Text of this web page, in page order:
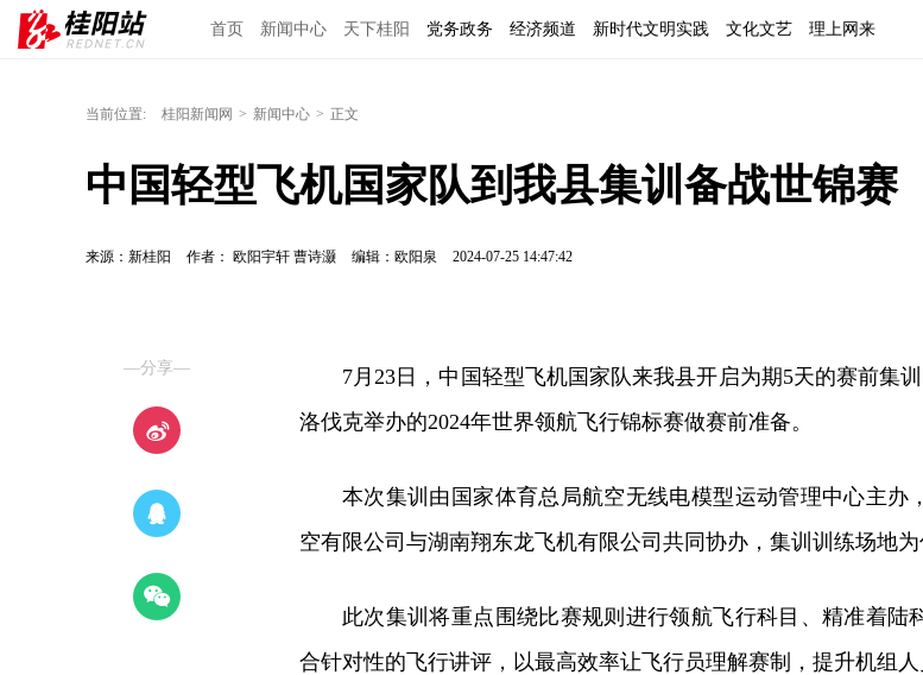
首页 新闻中心 天下桂阳 党务政务 经济频道 新时代文明实践 文化文艺 理上网来
当前位置: 桂阳新闻网 > 新闻中心 > 正文
中国轻型飞机国家队到我县集训备战世锦赛
来源：新桂阳 作者： 欧阳宇轩 曹诗灏 编辑：欧阳泉 2024-07-25 14:47:42
—分享—
7月23日，中国轻型飞机国家队来我县开启为期5天的赛前集
洛伐克举办的2024年世界领航飞行锦标赛做赛前准备。
本次集训由国家体育总局航空无线电模型运动管理中心主办
空有限公司与湖南翔东龙飞机有限公司共同协办，集训训练场地为
此次集训将重点围绕比赛规则进行领航飞行科目、精准着陆
合针对性的飞行讲评，以最高效率让飞行员理解赛制，提升机组人